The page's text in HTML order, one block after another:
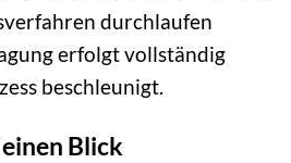
durchlaufen
erfolgt vollständig
beschleunigt.
Blick